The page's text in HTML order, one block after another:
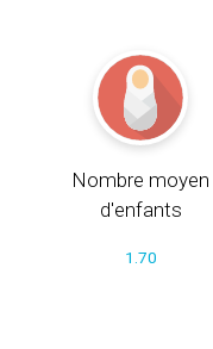
Nombre moyen
d'enfants
1.70